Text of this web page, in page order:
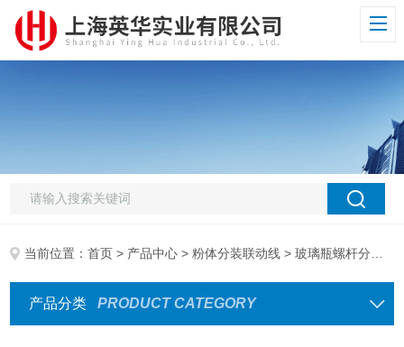
当前位置：首页 > 产品中心 >粉体分装联动线 > 玻璃瓶螺杆分装机
产品分类 PRODUCT CATEGORY